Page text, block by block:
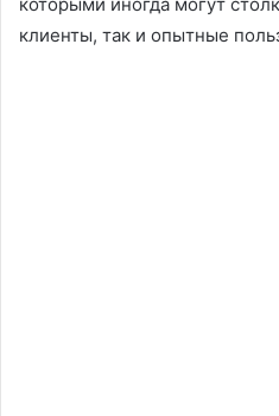
клиенты, так и опытные